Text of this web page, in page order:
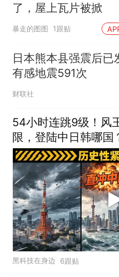
了，屋上瓦片被掀
暴走的图图 1跟贴
日本熊本县强震后已
有感地震591次
财联社
54小时连跳9级！风
限，登陆中日韩哪国
黑科技在身边 6跟贴